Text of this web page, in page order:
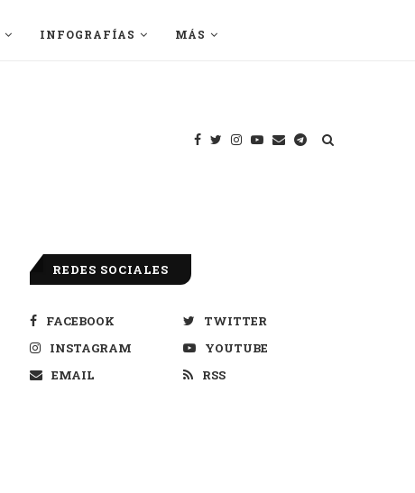
INFOGRAFÍAS MÁS
REDES SOCIALES
FACEBOOK
TWITTER
INSTAGRAM
YOUTUBE
EMAIL
RSS